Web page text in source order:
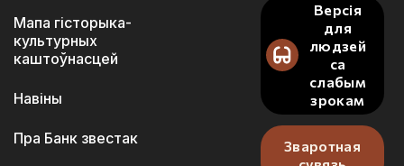
Мапа гісторыка-
культурных
каштоўнасцей
Навіны
Пра Банк звестак
Версія
для
людзей
са
слабым
зрокам
Зваротная